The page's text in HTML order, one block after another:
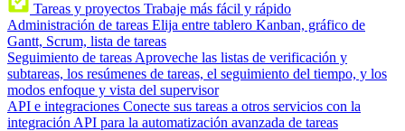
Tareas y proyectos Trabaje más fácil y rápido
Administración de tareas Elija entre tablero Kanban, gráfico de
Gantt, Scrum, lista de tareas
Seguimiento de tareas Aproveche las listas de verificación y
subtareas, los resúmenes de tareas, el seguimiento del tiempo, y los
modos enfoque y vista del supervisor
API e integraciones Conecte sus tareas a otros servicios con la
integración API para la automatización avanzada de tareas